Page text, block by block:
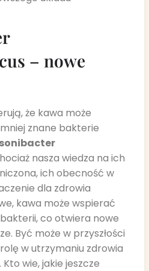
– nowe
że kawa może
znane bakterie
nasza wiedza na ich
ich obecność w
dla zdrowia
kawa może wspierać
co otwiera nowe
Być może w przyszłości
w utrzymaniu zdrowia
wie, jakie jeszcze